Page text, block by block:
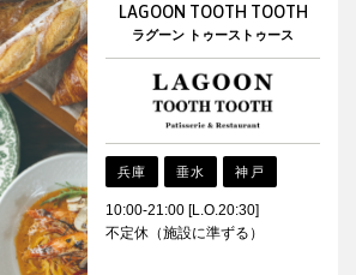
LAGOON TOOTH TOOTH
ラグーン トゥーストゥース
兵庫 垂水 神戸
10:00-21:00 [L.O.20:30]
不定休（施設に準ずる）